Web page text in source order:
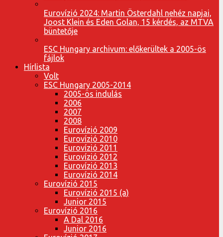
Eurovízió 2024: Martin Österdahl nehéz napjai,
Joost Klein és Eden Golan, 15 kérdés, az MTVA
büntetője
ESC Hungary archivum: előkerültek a 2005-ös
fájlok
Hírlista
Volt
ESC Hungary 2005-2014
2005-ös indulás
2006
2007
2008
Eurovízió 2009
Eurovízió 2010
Eurovízió 2011
Eurovízió 2012
Eurovízió 2013
Eurovízió 2014
Eurovízió 2015
Eurovízió 2015 (a)
Junior 2015
Eurovízió 2016
A Dal 2016
Junior 2016